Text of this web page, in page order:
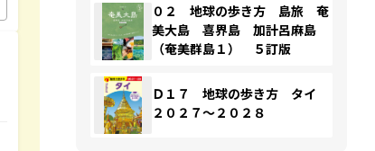
０２ 地球の歩き方 島旅 奄
美大島 喜界島 加計呂麻島
（奄美群島１） ５訂版
Ｄ１７ 地球の歩き方 タイ
２０２７～２０２８